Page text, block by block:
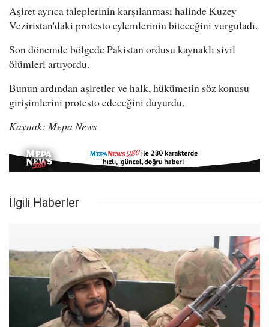
Aşiret ayrıca taleplerinin karşılanması halinde Kuzey
Veziristan'daki protesto eylemlerinin biteceğini vurguladı.
Son dönemde bölgede Pakistan ordusu kaynaklı sivil
ölümleri artıyordu.
Bunun ardından aşiretler ve halk, hükümetin söz konusu
girişimlerini protesto edeceğini duyurdu.
Kaynak: Mepa News
İlgili Haberler